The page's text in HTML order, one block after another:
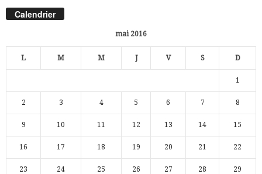
Calendrier
mai 2016
L M M J V S D
1
2 3 4 5 6 7 8
9 10 11 12 13 14 15
16 17 18 19 20 21 22
23 24 25 26 27 28 29